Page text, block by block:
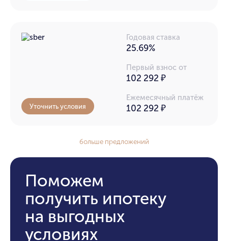
Годовая ставка
25.69%
Первый взнос от
102 292 ₽
Ежемесячный платёж
102 292 ₽
Уточнить условия
больше предложений
Поможем
получить ипотеку
на выгодных
условиях